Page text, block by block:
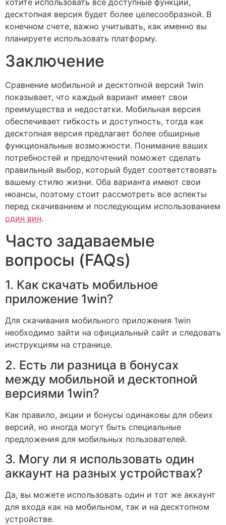
десктопная версия будет более целесообразной. В
конечном счете, важно учитывать, как именно вы
планируете использовать платформу.
Заключение
Сравнение мобильной и десктопной версий 1win
показывает, что каждый вариант имеет свои
преимущества и недостатки. Мобильная версия
обеспечивает гибкость и доступность, тогда как
десктопная версия предлагает более обширные
функциональные возможности. Понимание ваших
потребностей и предпочтений поможет сделать
правильный выбор, который будет соответствовать
вашему стилю жизни. Оба варианта имеют свои
нюансы, поэтому стоит рассмотреть все аспекты
перед скачиванием и последующим использованием
один вин.
Часто задаваемые
вопросы (FAQs)
1. Как скачать мобильное
приложение 1win?
Для скачивания мобильного приложения 1win
необходимо зайти на официальный сайт и следовать
инструкциям на странице.
2. Есть ли разница в бонусах
между мобильной и десктопной
версиями 1win?
Как правило, акции и бонусы одинаковы для обеих
версий, но иногда могут быть специальные
предложения для мобильных пользователей.
3. Могу ли я использовать один
аккаунт на разных устройствах?
Да, вы можете использовать один и тот же аккаунт
для входа как на мобильном, так и на десктопном
устройстве.